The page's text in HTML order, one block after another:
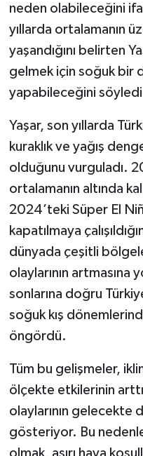
neden olabileceğini
yıllarda ortalamanın
yaşandığını belirten
gelmek için soğuk bir
yapabileceğini
Yaşar, son yıllarda
kuraklık ve yağış
olduğunu vurguladı.
ortalamanın altında
2024’teki Süper El
kapatılmaya
dünyada çeşitli
olaylarının artmasına
sonlarına doğru
soğuk kış
öngördü.
Tüm bu gelişmeler,
ölçekte etkilerinin
olaylarının gelecekte
gösteriyor. Bu
olmak, aşırı hava